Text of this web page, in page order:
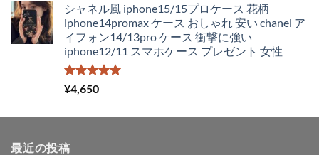
シャネル風 iphone15/15プロケース 花柄
iphone14promax ケース おしゃれ 安い chanel ア
イフォン14/13pro ケース 衝撃に強い
iphone12/11 スマホケース プレゼント 女性
5段階中
5.00
¥4,650
最近の投稿